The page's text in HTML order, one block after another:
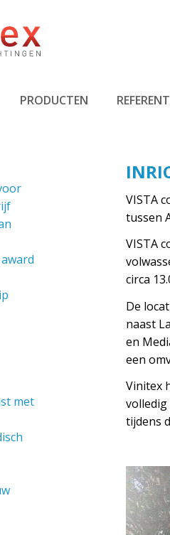
PRODUCTEN
met
VISTA
tussen
VISTA
circa
De
naast
en
een
Vinitex
volledig
tijdens